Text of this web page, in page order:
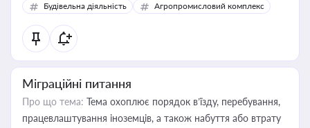
Будівельна діяльність Агропромисловий комплекс
Міграційні питання
Про що тема: Тема охоплює порядок в’їзду, перебування,
працевлаштування іноземців, а також набуття або втрату